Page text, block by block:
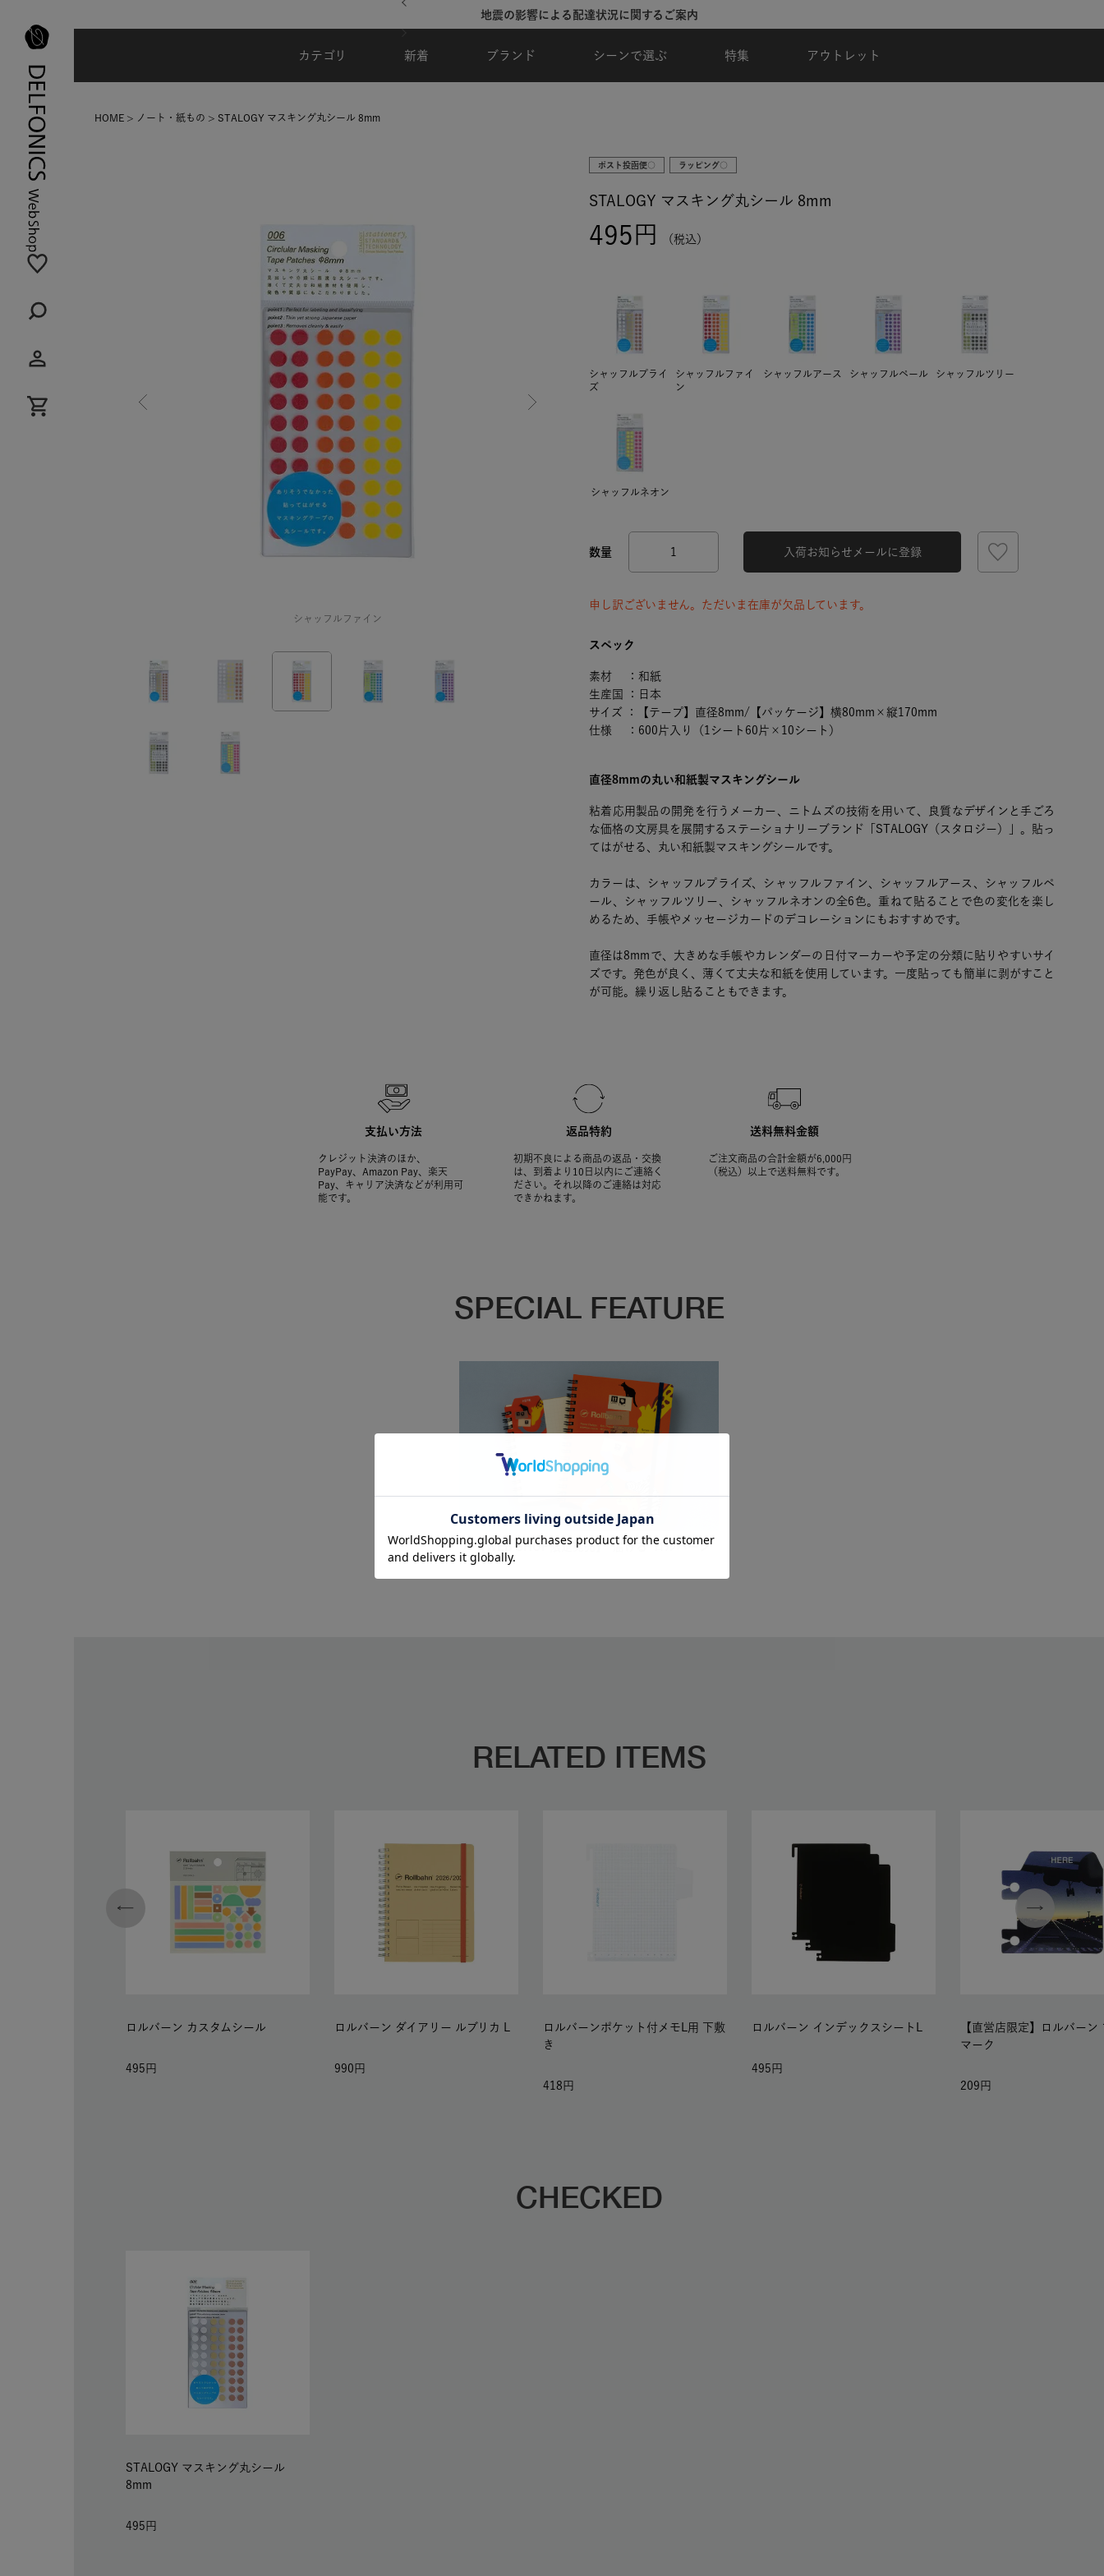
地震の影響による配達状況に関するご案内
カテゴリ 新着 ブランド シーンで選ぶ 特集 アウトレット
HOME ノート・紙もの STALOGY マスキング丸シール 8mm
シャッフルファイン
ポスト投函便○ ラッピング○
STALOGY マスキング丸シール 8mm
495 税込
シャッフルプライ
ズ
シャッフルファイ
ン
シャッフルアース シャッフルペール シャッフルツリー
シャッフルネオン
入荷お知らせメールに登録
申し訳ございません。ただいま在庫が欠品しています。
スペック
素材 ：和紙
生産国 ：日本
サイズ ：【テープ】直径8mm/【パッケージ】横80mm×縦170mm
仕様 ：600片入り（1シート60片×10シート）
直径8mmの丸い和紙製マスキングシール
粘着応用製品の開発を行うメーカー、ニトムズの技術を用いて、良質なデザインと手ごろ
な価格の文房具を展開するステーショナリーブランド「STALOGY（スタロジー）」。貼っ
てはがせる、丸い和紙製マスキングシールです。
カラーは、シャッフルプライズ、シャッフルファイン、シャッフルアース、シャッフルペ
ール、シャッフルツリー、シャッフルネオンの全6色。重ねて貼ることで色の変化を楽し
めるため、手帳やメッセージカードのデコレーションにもおすすめです。
直径は8mmで、大きめな手帳やカレンダーの日付マーカーや予定の分類に貼りやすいサイ
ズです。発色が良く、薄くて丈夫な和紙を使用しています。一度貼っても簡単に剥がすこと
が可能。繰り返し貼ることもできます。
支払い方法
クレジット決済のほか、
PayPay、Amazon Pay、楽天
Pay、キャリア決済などが利用可
能です。
返品特約
初期不良による商品の返品・交換
は、到着より10日以内にご連絡く
ださい。それ以降のご連絡は対応
できかねます。
送料無料金額
ご注文商品の合計金額が6,000円
（税込）以上で送料無料です。
SPECIAL FEATURE
【WEB SHOP限定発売】“届ける”ロルバーン
RELATED ITEMS
ロルバーン カスタムシール
495
ロルバーン ダイアリー ルブリカ L
990
ロルバーンポケット付メモL用 下敷
き
418
ロルバーン インデックスシートL
495
【直営店限定】ロルバーン
マーク
209
CHECKED
STALOGY マスキング丸シール
8mm
495